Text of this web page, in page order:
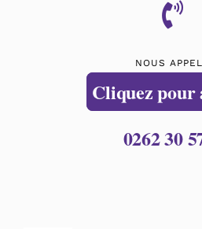
NOUS
Cliquez pour
0262 30